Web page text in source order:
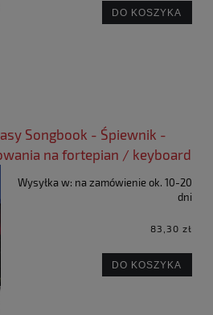
DO KOSZYKA
Songbook - Śpiewnik -
na fortepian / keyboard
Wysyłka w: na zamówienie ok. 10-20
dni
83,30 zł
DO KOSZYKA